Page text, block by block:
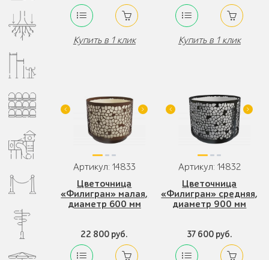
Купить в 1 клик Купить в 1 клик
Артикул: 14833
Цветочница
«Филигран» малая,
диаметр 600 мм
22 800 руб.
Артикул: 14832
Цветочница
«Филигран» средняя,
диаметр 900 мм
37 600 руб.